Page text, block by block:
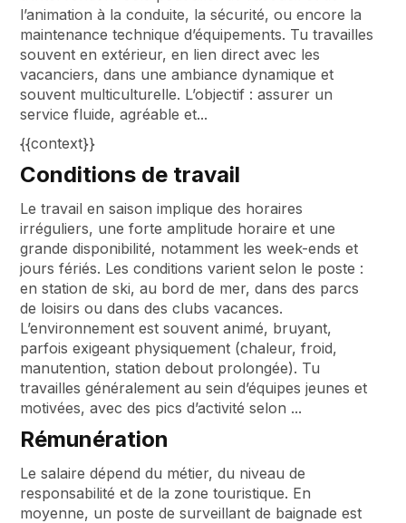
l’animation à la conduite, la sécurité, ou encore la
maintenance technique d’équipements. Tu travailles
souvent en extérieur, en lien direct avec les
vacanciers, dans une ambiance dynamique et
souvent multiculturelle. L’objectif : assurer un
service fluide, agréable et...
{{context}}
Conditions de travail
Le travail en saison implique des horaires
irréguliers, une forte amplitude horaire et une
grande disponibilité, notamment les week-ends et
jours fériés. Les conditions varient selon le poste :
en station de ski, au bord de mer, dans des parcs
de loisirs ou dans des clubs vacances.
L’environnement est souvent animé, bruyant,
parfois exigeant physiquement (chaleur, froid,
manutention, station debout prolongée). Tu
travailles généralement au sein d’équipes jeunes et
motivées, avec des pics d’activité selon ...
Rémunération
Le salaire dépend du métier, du niveau de
responsabilité et de la zone touristique. En
moyenne, un poste de surveillant de baignade est